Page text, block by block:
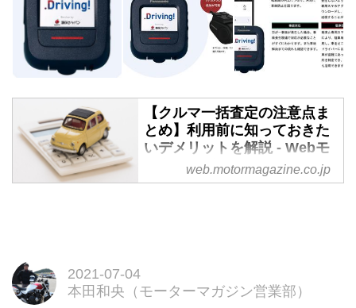
【クルマ一括査定の注意点ま
とめ】利用前に知っておきた
いデメリットを解説 - Webモ
ーターマガジン
けることができます。
ただ、安易な気持ちで申し込む
web.motormagazine.co.jp
2021-07-04
本田和央（モーターマガジン営業部）